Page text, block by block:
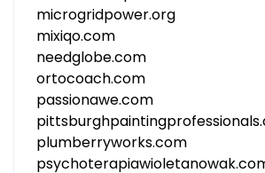
microgridpower.org
mixiqo.com
needglobe.com
ortocoach.com
passionawe.com
plumberryworks.com